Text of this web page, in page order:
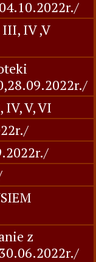
III, IV ,V
V, VI
z